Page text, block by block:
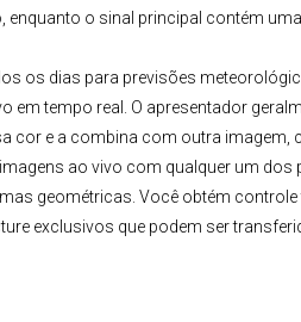
enquanto o sinal principal contém
os dias para previsões
em tempo real. O apresentador
cor e a combina com outra imagem,
ao vivo com qualquer um
geométricas. Você obtém
exclusivos que podem ser